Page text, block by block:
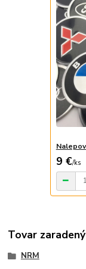
9 €/ks
Tovar
NRM